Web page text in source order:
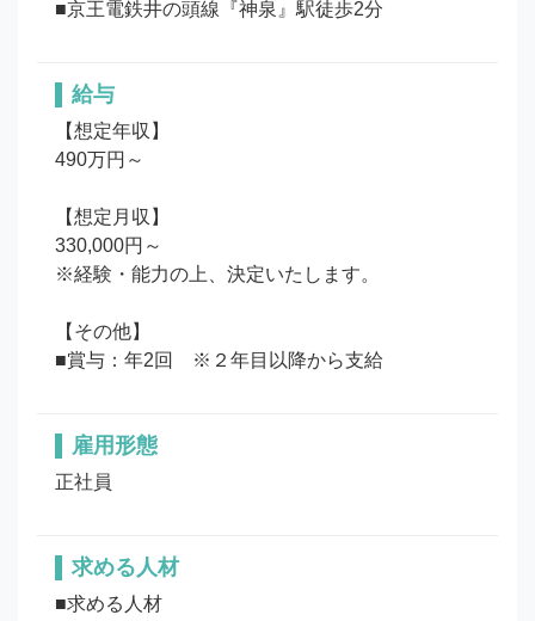
■京王電鉄井の頭線『神泉』駅徒歩2分
給与
【想定年収】
490万円～
【想定月収】
330,000円～
※経験・能力の上、決定いたします。
【その他】
■賞与：年2回　※２年目以降から支給
雇用形態
正社員
求める人材
■求める人材